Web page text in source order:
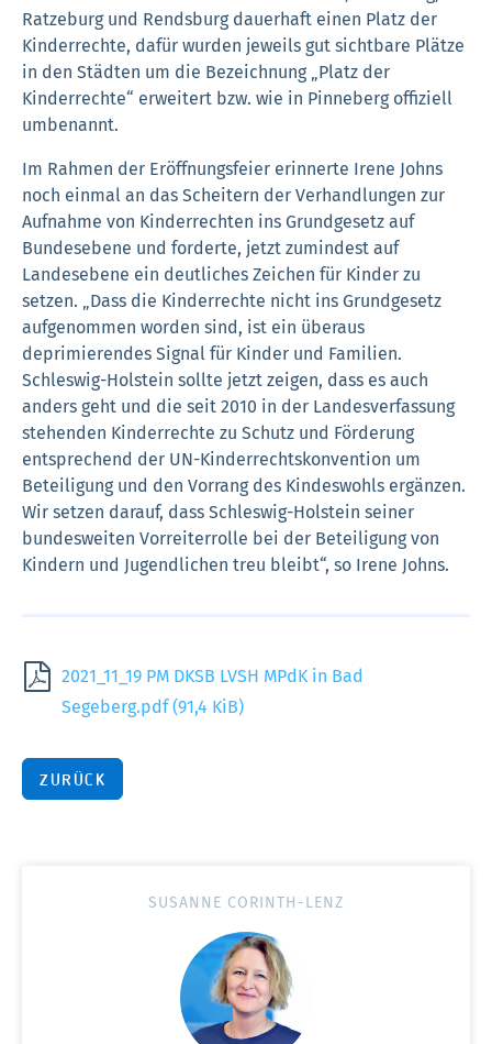
Ratzeburg und Rendsburg dauerhaft einen Platz der
Kinderrechte, dafür wurden jeweils gut sichtbare Plätze
in den Städten um die Bezeichnung „Platz der
Kinderrechte“ erweitert bzw. wie in Pinneberg offiziell
umbenannt.
Im Rahmen der Eröffnungsfeier erinnerte Irene Johns
noch einmal an das Scheitern der Verhandlungen zur
Aufnahme von Kinderrechten ins Grundgesetz auf
Bundesebene und forderte, jetzt zumindest auf
Landesebene ein deutliches Zeichen für Kinder zu
setzen. „Dass die Kinderrechte nicht ins Grundgesetz
aufgenommen worden sind, ist ein überaus
deprimierendes Signal für Kinder und Familien.
Schleswig-Holstein sollte jetzt zeigen, dass es auch
anders geht und die seit 2010 in der Landesverfassung
stehenden Kinderrechte zu Schutz und Förderung
entsprechend der UN-Kinderrechtskonvention um
Beteiligung und den Vorrang des Kindeswohls ergänzen.
Wir setzen darauf, dass Schleswig-Holstein seiner
bundesweiten Vorreiterrolle bei der Beteiligung von
Kindern und Jugendlichen treu bleibt“, so Irene Johns.
2021_11_19 PM DKSB LVSH MPdK in Bad
Segeberg.pdf(91,4 KiB)
ZURÜCK
SUSANNE CORINTH-LENZ